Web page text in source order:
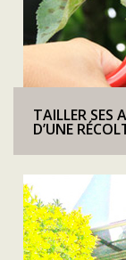
TAILLER SES
D’UNE